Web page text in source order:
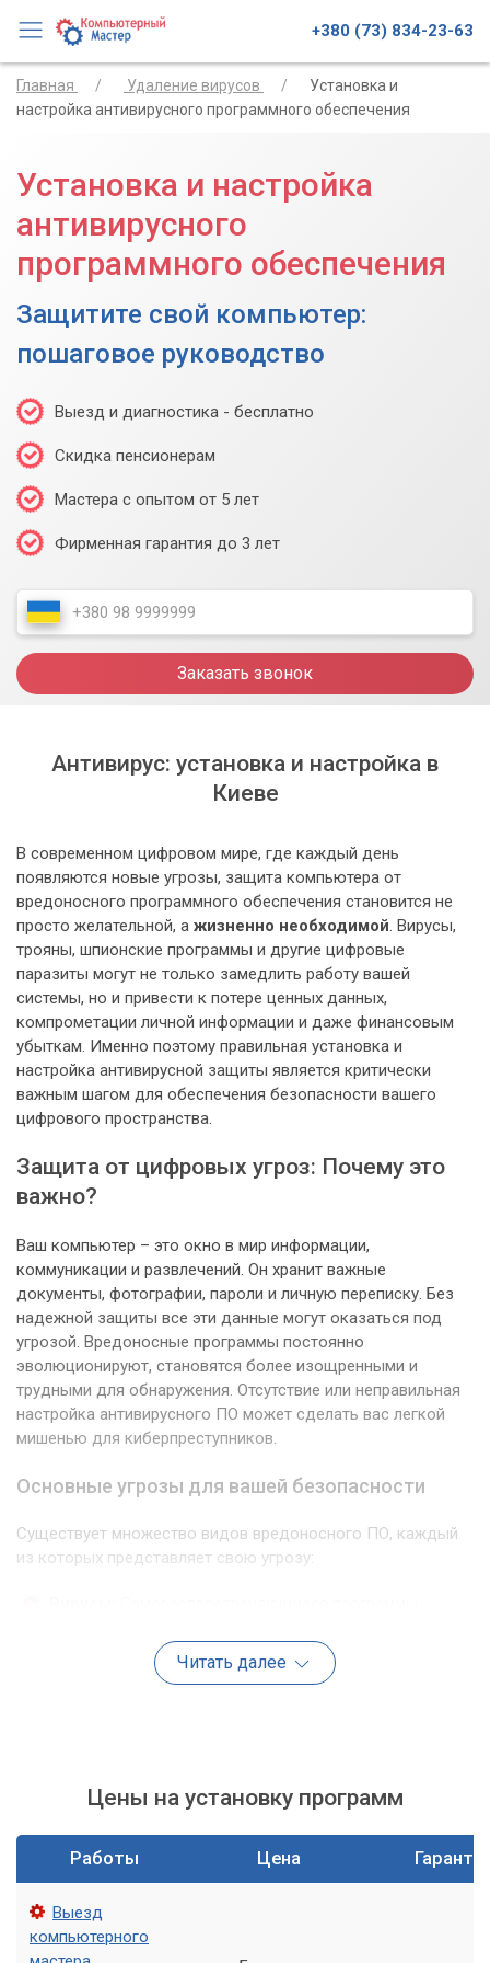
+380 (73) 834-23-63
Главная Удаление вирусов
Установка и
настройка антивирусного программного обеспечения
Установка и настройка
антивирусного
программного обеспечения
Защитите свой компьютер:
пошаговое руководство
Выезд и диагностика - бесплатно
Скидка пенсионерам
Мастера с опытом от 5 лет
Фирменная гарантия до 3 лет
Заказать звонок
Антивирус: установка и настройка в
Киеве
В современном цифровом мире, где каждый день
появляются новые угрозы, защита компьютера от
вредоносного программного обеспечения становится не
просто желательной, а жизненно необходимой. Вирусы,
трояны, шпионские программы и другие цифровые
паразиты могут не только замедлить работу вашей
системы, но и привести к потере ценных данных,
компрометации личной информации и даже финансовым
убыткам. Именно поэтому правильная установка и
настройка антивирусной защиты является критически
важным шагом для обеспечения безопасности вашего
цифрового пространства.
Защита от цифровых угроз: Почему это
важно?
Ваш компьютер – это окно в мир информации,
коммуникации и развлечений. Он хранит важные
документы, фотографии, пароли и личную переписку. Без
надежной защиты все эти данные могут оказаться под
угрозой. Вредоносные программы постоянно
эволюционируют, становятся более изощренными и
трудными для обнаружения. Отсутствие или неправильная
настройка антивирусного ПО может сделать вас легкой
мишенью для киберпреступников.
Основные угрозы для вашей безопасности
Существует множество видов вредоносного ПО, каждый
из которых представляет свою угрозу:
Маскируются под полезные программы, но
при запуске выполняют вредоносные действия.
Программы-вымогатели:Шифруют данные на
Фишинг:Мошеннические письма или сайты,
конфиденциальных данных.
Читать далее
Цены на установку программ
Работы Цена
Выезд
компьютерного